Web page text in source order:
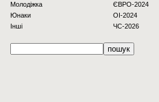
Молодіжка
Юнаки
Інші
ЄВРО-2024
OI-2024
ЧС-2026